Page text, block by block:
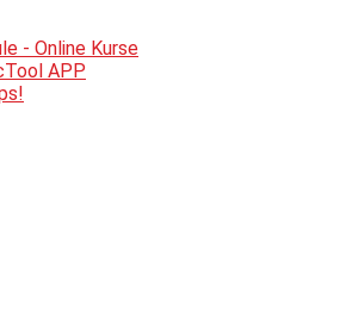
- Online Kurse
APP